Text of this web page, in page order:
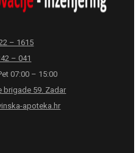
– 1615
– 041
07:00 – 15:00
brigade 59. Zadar
apoteka.hr